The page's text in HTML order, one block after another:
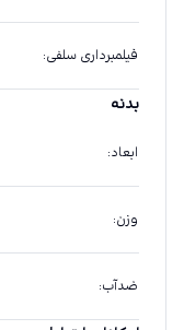
فیلمبرداری سلفی:
بدنه
ابعاد:
وزن:
ضدآب: